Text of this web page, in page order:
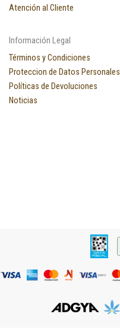
Atención al Cliente
Información Legal
Términos y Condiciones
Proteccion de Datos Personales
Políticas de Devoluciones
Noticias